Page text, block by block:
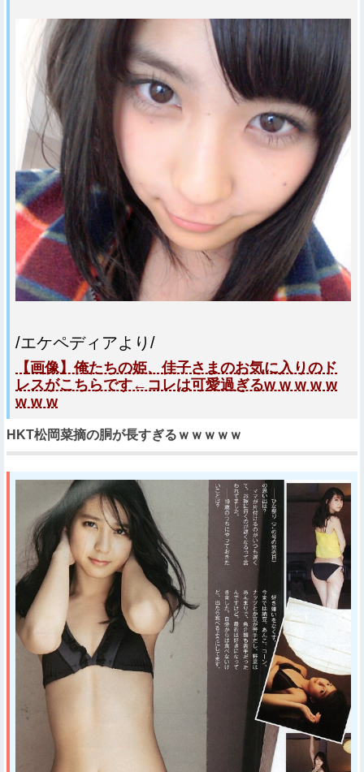
/エケペディアより/
【画像】俺たちの姫、佳子さまのお気に入りのド
レスがこちらです←コレは可愛過ぎるw w w w w
w w w
HKT松岡菜摘の胴が長すぎるｗｗｗｗｗ